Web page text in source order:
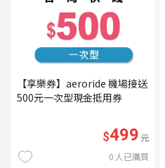
【享樂券】aeroride 機場接送
500元一次型現金抵用券
$499元
0 人已購買